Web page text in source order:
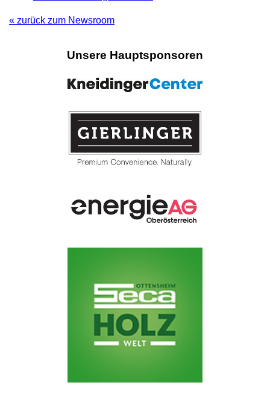
« zurück zum Newsroom
Unsere Hauptsponsoren